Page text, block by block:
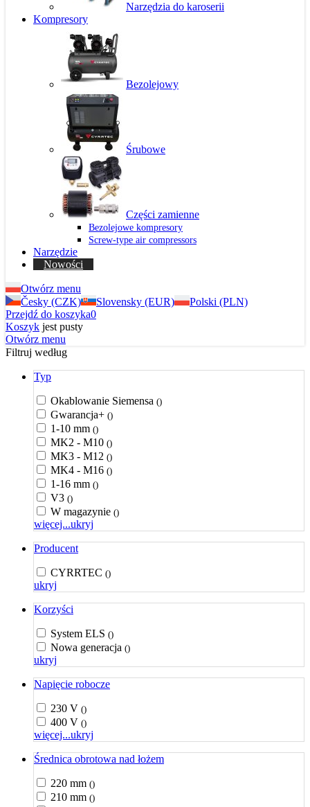
Narzędzia do karoserii
Kompresory
Bezolejowy
Śrubowe
Części zamienne
Bezolejowe kompresory
Screw-type air compressors
Narzędzie
Nowości
Otwórz menu
Česky (CZK)
Slovensky (EUR)
Polski (PLN)
Przejdź do koszyka0
Koszyk jest pusty
Otwórz menu
Filtruj według
Typ
Okablowanie Siemensa ()
Gwarancja+ ()
1-10 mm ()
MK2 - M10 ()
MK3 - M12 ()
MK4 - M16 ()
1-16 mm ()
V3 ()
W magazynie ()
więcej...ukryj
Producent
CYRRTEC ()
ukryj
Korzyści
System ELS ()
Nowa generacja ()
ukryj
Napięcie robocze
230 V ()
400 V ()
więcej...ukryj
Średnica obrotowa nad łożem
220 mm ()
210 mm ()